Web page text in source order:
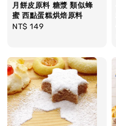
月餅皮原料 糖漿 類似蜂
蜜 西點蛋糕烘焙原料
Regular
NT$ 149